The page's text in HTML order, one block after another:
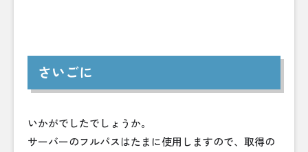
さいごに
いかがでしたでしょうか。
サーバーのフルパスはたまに使用しますので、取得の